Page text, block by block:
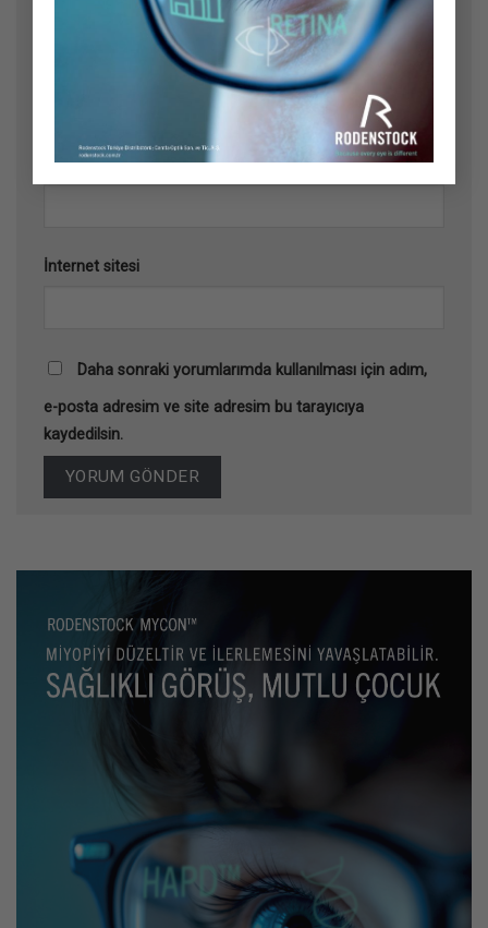
E-posta*
İnternet sitesi
Daha sonraki yorumlarımda kullanılması için adım,
e-posta adresim ve site adresim bu tarayıcıya
kaydedilsin.